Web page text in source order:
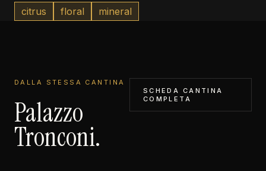
citrus floral mineral
DALLA STESSA CANTINA
Palazzo
Tronconi.
SCHEDA CANTINA
COMPLETA